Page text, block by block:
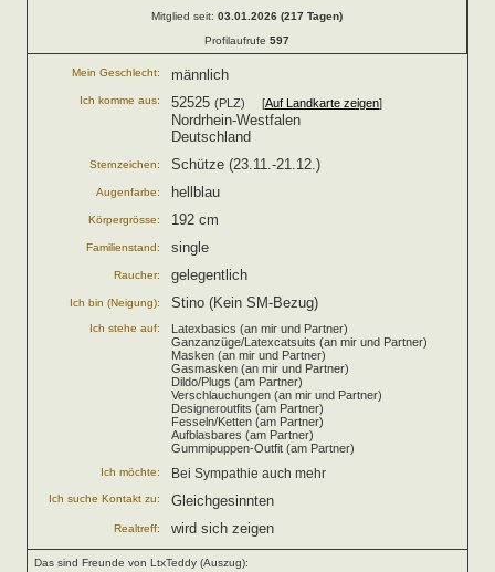
Mitglied seit: 03.01.2026 (217 Tagen)
Profilaufrufe 597
Mein Geschlecht: männlich
Ich komme aus: 52525 (PLZ) [Auf Landkarte zeigen]
Nordrhein-Westfalen
Deutschland
Sternzeichen: Schütze (23.11.-21.12.)
Augenfarbe: hellblau
Körpergrösse: 192 cm
Familienstand: single
Raucher: gelegentlich
Ich bin (Neigung): Stino (Kein SM-Bezug)
Ich stehe auf:
Latexbasics (an mir und Partner)
Ganzanzüge/Latexcatsuits (an mir und Partner)
Masken (an mir und Partner)
Gasmasken (an mir und Partner)
Dildo/Plugs (am Partner)
Verschlauchungen (an mir und Partner)
Designeroutfits (am Partner)
Fesseln/Ketten (am Partner)
Aufblasbares (am Partner)
Gummipuppen-Outfit (am Partner)
Ich möchte: Bei Sympathie auch mehr
Ich suche Kontakt zu: Gleichgesinnten
Realtreff: wird sich zeigen
Das sind Freunde von LtxTeddy (Auszug):